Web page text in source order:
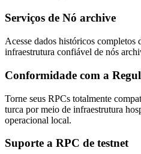
Serviços de Nó archive
Acesse dados históricos completos
infraestrutura confiável de nós
Conformidade com a
Torne seus RPCs totalmente
turca por meio de infraestrutura
operacional local.
Suporte a RPC de testnet